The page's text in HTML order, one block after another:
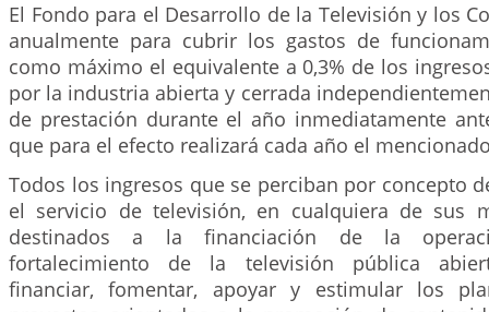
El Fondo para el Desarrollo de la Televisión y los
anualmente para cubrir los gastos de
como máximo el equivalente a 0,3% de los
por la industria abierta y cerrada
de prestación durante el año inmediatamente
que para el efecto realizará cada año el
Todos los ingresos que se perciban por concepto
el servicio de televisión, en cualquiera de sus
destinados a la financiación de la
fortalecimiento de la televisión pública
financiar, fomentar, apoyar y estimular los